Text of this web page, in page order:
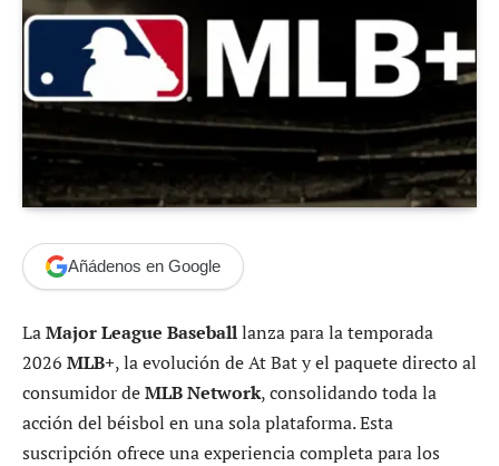
Añádenos en Google
LaMajor League Baseballlanza para la temporada
2026 MLB+, la evolución de At Bat y el paquete directo al
consumidor deMLB Network, consolidando toda la
acción del béisbol en una sola plataforma. Esta
suscripción ofrece una experiencia completa para los